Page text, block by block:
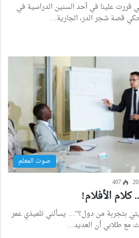
قررت علينا في أحد السنين الدراسية في
قصة شجر الدر، الجارية…
صوت المعلم
407
الأفلام!
بتجربة من دول؟“… يسألني تلميذي عمر
مع طلابي أن العديد…